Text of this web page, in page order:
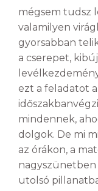
mégsem tudsz
valamilyen
gyorsabban
a cserepet,
ezt a feladatot
mindennek,
dolgok. De mi
az órákon, a
nagyszünetben
utolsó